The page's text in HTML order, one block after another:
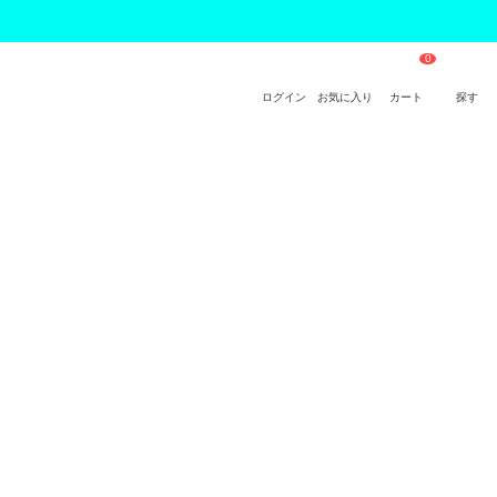
ログイン お気に入り カート 探す